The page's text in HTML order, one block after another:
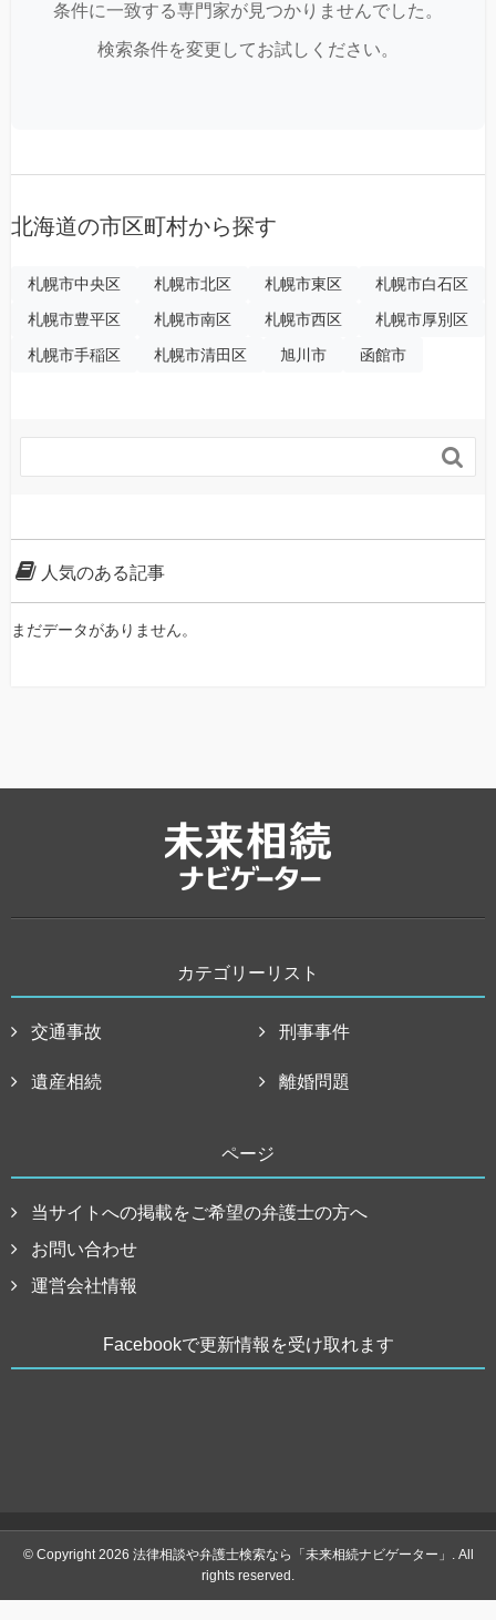
条件に一致する専門家が見つかりませんでした。
検索条件を変更してお試しください。
北海道の市区町村から探す
札幌市中央区 札幌市北区 札幌市東区
札幌市白石区
札幌市豊平区
札幌市南区 札幌市西区
札幌市厚別区
札幌市手稲区
札幌市清田区 旭川市 函館市

人気のある記事
まだデータがありません。
カテゴリーリスト
交通事故 刑事事件
遺産相続 離婚問題
ページ
当サイトへの掲載をご希望の弁護士の方へ
お問い合わせ
運営会社情報
Facebookで更新情報を受け取れます
© Copyright 2026 法律相談や弁護士検索なら「未来相続ナビゲーター」. All
rights reserved.